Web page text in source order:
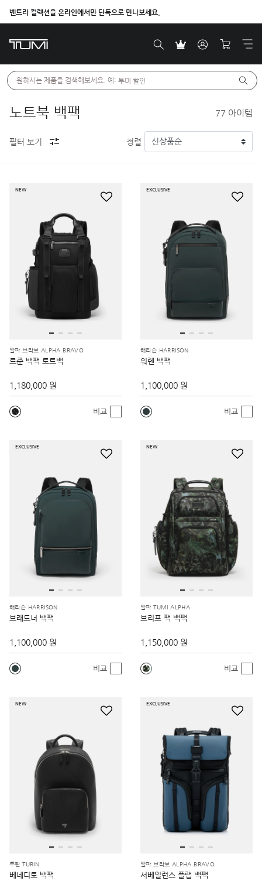
벤트라 컬렉션을 온라인에서만 단독으로 만나보세요.
더욱 새로워진 FW26 신제품 론칭
원하시는 제품을 검색해보세요. 예: 투미 할인
노트북 백팩 77 아이템
필터 보기 정렬
NEW
알파 브라보 ALPHA BRAVO
르준 백팩 토트백
1,180,000 원
비교
EXCLUSIVE
해리슨 HARRISON
워렌 백팩
1,100,000 원
비교
EXCLUSIVE
해리슨 HARRISON
브래드너 백팩
1,100,000 원
비교
NEW
알파 TUMI ALPHA
브리프 팩 백팩
1,150,000 원
비교
NEW
투린 TURIN
베네디토 백팩
EXCLUSIVE
알파 브라보 ALPHA BRAVO
서베일런스 플랩 백팩